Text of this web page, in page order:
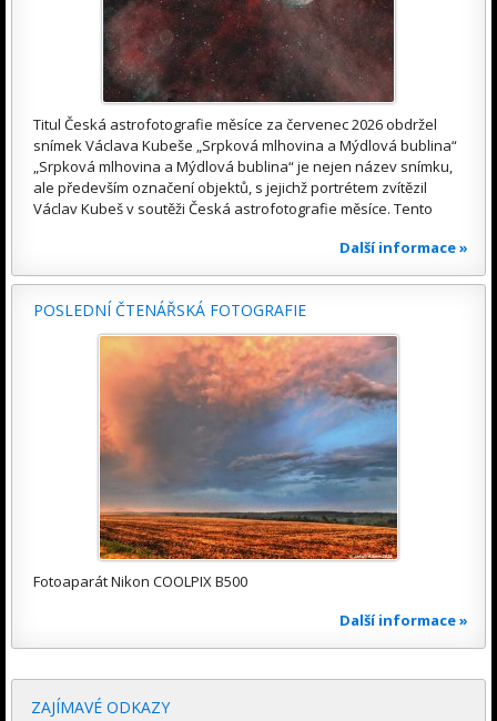
Titul Česká astrofotografie měsíce za červenec 2026 obdržel
snímek Václava Kubeše „Srpková mlhovina a Mýdlová bublina“
„Srpková mlhovina a Mýdlová bublina“ je nejen název snímku,
ale především označení objektů, s jejichž portrétem zvítězil
Václav Kubeš v soutěži Česká astrofotografie měsíce. Tento
Další informace »
POSLEDNÍ ČTENÁŘSKÁ FOTOGRAFIE
Fotoaparát Nikon COOLPIX B500
Další informace »
ZAJÍMAVÉ ODKAZY